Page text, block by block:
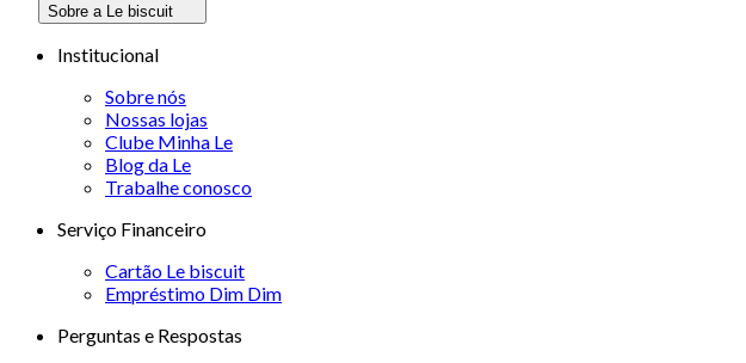
Sobre a Le biscuit
Institucional
Sobre nós
Nossas lojas
Clube Minha Le
Blog da Le
Trabalhe conosco
Serviço Financeiro
Cartão Le biscuit
Empréstimo Dim Dim
Perguntas e Respostas